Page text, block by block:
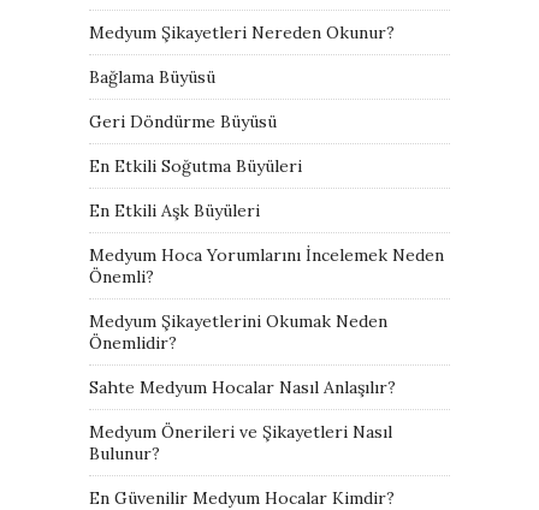
Medyum Şikayetleri Nereden Okunur?
Bağlama Büyüsü
Geri Döndürme Büyüsü
En Etkili Soğutma Büyüleri
En Etkili Aşk Büyüleri
Medyum Hoca Yorumlarını İncelemek Neden
Önemli?
Medyum Şikayetlerini Okumak Neden
Önemlidir?
Sahte Medyum Hocalar Nasıl Anlaşılır?
Medyum Önerileri ve Şikayetleri Nasıl
Bulunur?
En Güvenilir Medyum Hocalar Kimdir?